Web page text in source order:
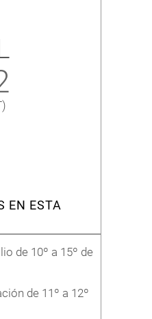
EN ESTA
de 10º a 15º de
de 11º a 12º